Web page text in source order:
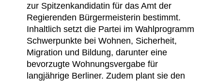
zur Spitzenkandidatin für das Amt der
Regierenden Bürgermeisterin bestimmt.
Inhaltlich setzt die Partei im Wahlprogramm
Schwerpunkte bei Wohnen, Sicherheit,
Migration und Bildung, darunter eine
bevorzugte Wohnungsvergabe für
langjährige Berliner. Zudem plant sie den